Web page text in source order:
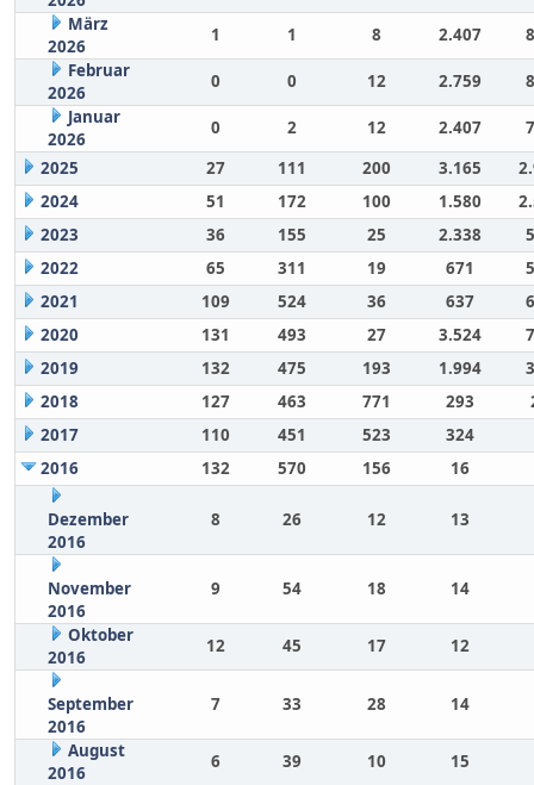
März
2026
1 1 8 2.407
Februar
2026
0 0 12 2.759
Januar
2026
0 2 12 2.407
2025
27 111 200 3.165
2024
51 172 100 1.580
2023
36 155 25 2.338
2022
65 311 19 671
2021
109 524 36 637
2020
131 493 27 3.524
2019
132 475 193 1.994
2018
127 463 771 293
2017
110 451 523
324
2016
132 570 156 16
Dezember
2016
8 26 12 13
November
2016
9 54 18 14
Oktober
2016
12 45 17 12
September
2016
7 33 28 14
August
2016
6 39 10
15